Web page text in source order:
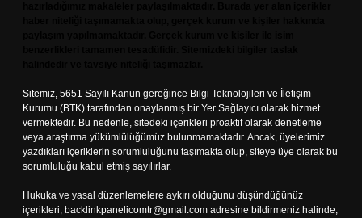
Sitemiz, 5651 Sayılı Kanun gereğince Bilgi Teknolojileri ve İletişim
Kurumu (BTK) tarafından onaylanmış bir Yer Sağlayıcı olarak hizmet
vermektedir. Bu nedenle, sitedeki içerikleri proaktif olarak denetleme
veya araştırma yükümlülüğümüz bulunmamaktadır. Ancak, üyelerimiz
yazdıkları içeriklerin sorumluluğunu taşımakta olup, siteye üye olarak bu
sorumluluğu kabul etmiş sayılırlar.
Hukuka ve yasal düzenlemelere aykırı olduğunu düşündüğünüz
içerikleri, backlinkpanelicomtr@gmail.com adresine bildirmeniz halinde,